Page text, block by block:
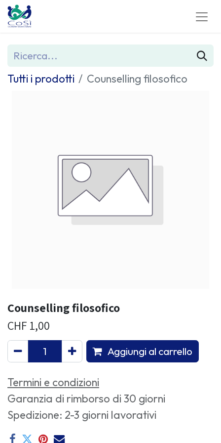
Tutti i prodotti Counselling filosofico
Counselling filosofico
CHF 1,00
Aggiungi al carrello
Termini e condizioni
Garanzia di rimborso di 30 giorni
Spedizione: 2-3 giorni lavorativi